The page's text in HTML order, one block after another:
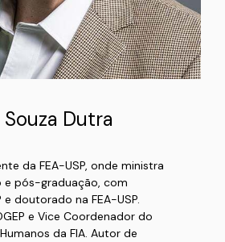
Dutra
da FEA-USP, onde ministra
e pós-graduação, com
doutorado na FEA-USP.
e Vice Coordenador do
da FIA. Autor de